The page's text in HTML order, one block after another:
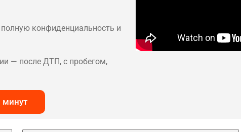
конфиденциальность и
— после ДТП, с пробегом,
минут